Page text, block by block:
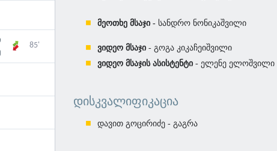
85'
მეოთხე მსაჯი - სანდრო ნონიკაშვილი
ვიდეო მსაჯი - გოგა კიკაჩეიშვილი
ვიდეო მსაჯის ასისტენტი - ელენე ელოშვილი
ᲓᲘᲡᲙᲕᲐᲚᲘᲤᲘᲙᲐᲪᲘᲐ
დავით გოცირიძე - გაგრა